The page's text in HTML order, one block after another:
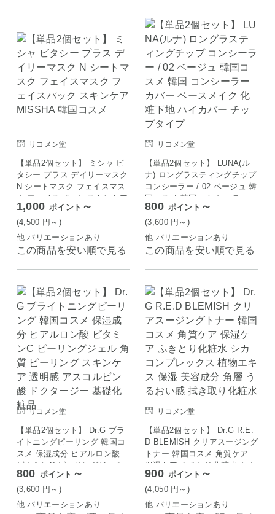
リコメン堂
【単品2個セット】 ミシャ ビ
タシー プラス デイリーマスク
N シートマスク フェイスマス
ク フェイスパック スキンケア
MISSHA 韓国コスメ
1,000 ポイント ～
(4,500 円 ～)
他 バリエーションあり
この商品を安い順で見る
リコメン堂
【単品2個セット】 LUNA(ル
ナ) ロングラスティングチップ
コンシーラー / 02 ベージュ 韓
国コスメ 韓国 コンシーラー
カバー ベースメイク 化粧下地
ハイカバー チップタイプ
800 ポイント ～
(3,600 円 ～)
他 バリエーションあり
この商品を安い順で見る
リコメン堂
【単品2個セット】 Dr.G ブラ
イトニングピーリング 韓国コ
スメ 保湿成分 ヒアルロン酸
ビタミンC ピーリングジェル
角質 ピーリング スキンケア
透明感 アスコルビン酸 ドクタ
ージー 基礎化粧品
800 ポイント ～
(3,600 円 ～)
他 バリエーションあり
リコメン堂
【単品2個セット】 Dr.G R.E.
D BLEMISH クリアスージング
トナー 韓国コスメ 角質ケア
保湿ケア ふきとり化粧水 シカ
コンプレックス 植物エキス 保
湿 美容成分 角層 うるおい感
拭き取り化粧水
900 ポイント ～
(4,050 円 ～)
他 バリエーションあり